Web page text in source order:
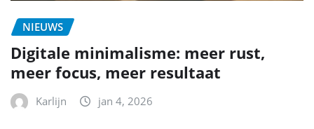
NIEUWS
Digitale minimalisme: meer rust,
meer focus, meer resultaat
Karlijn jan 4, 2026